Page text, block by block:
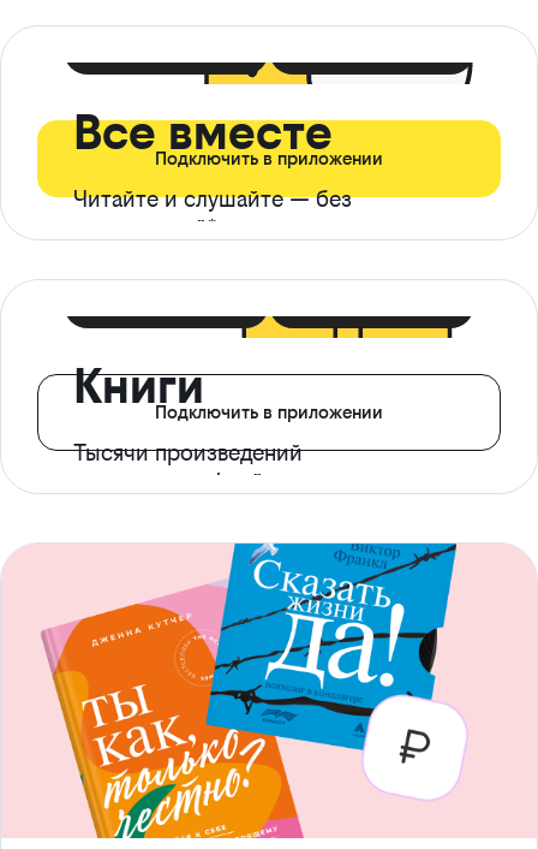
Все вместе
Читайте и слушайте — без
ограничений*
Подключить в приложении
Книги
Тысячи произведений
с доступом офлайн
Подключить в приложении